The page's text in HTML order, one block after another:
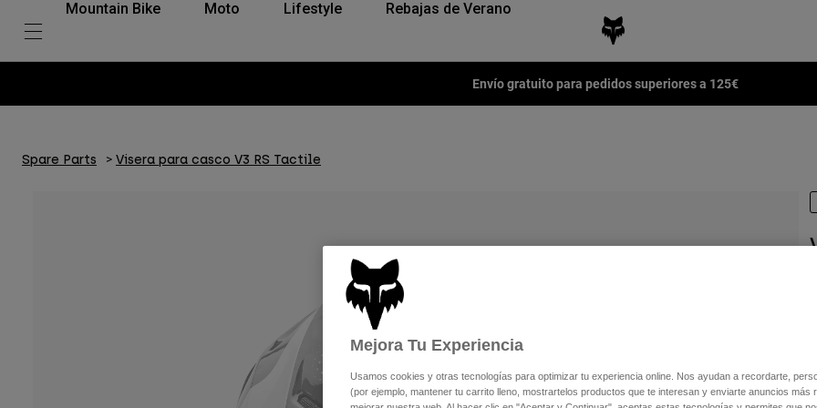
Mountain Bike Moto Lifestyle Rebajas de Verano
Envío gratuito para pedidos superiores a 125€
Spare Parts Visera para casco V3 RS Tactile
Mejora Tu Experiencia
Usamos cookies y otras tecnologías para optimizar tu experiencia online. Nos ayudan a recordarte,
(por ejemplo, mantener tu carrito lleno, mostrartelos productos que te interesan y enviarte anuncios más